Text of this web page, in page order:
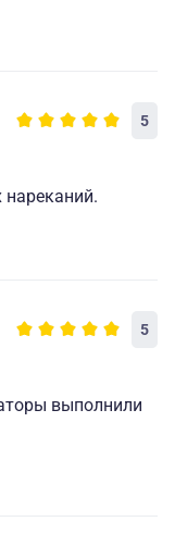
5
нареканий.
5
выполнили